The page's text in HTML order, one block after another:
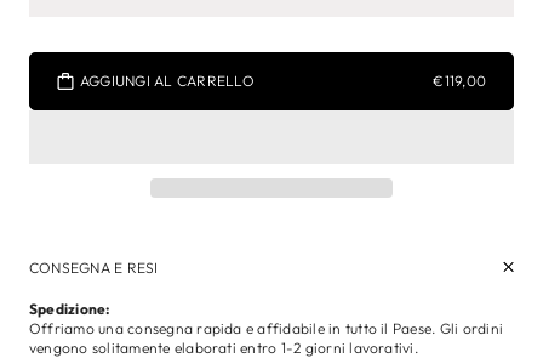
AGGIUNGI AL CARRELLO €119,00
CONSEGNA E RESI
Spedizione:
Offriamo una consegna rapida e affidabile in tutto il Paese. Gli ordini
vengono solitamente elaborati entro 1-2 giorni lavorativi.